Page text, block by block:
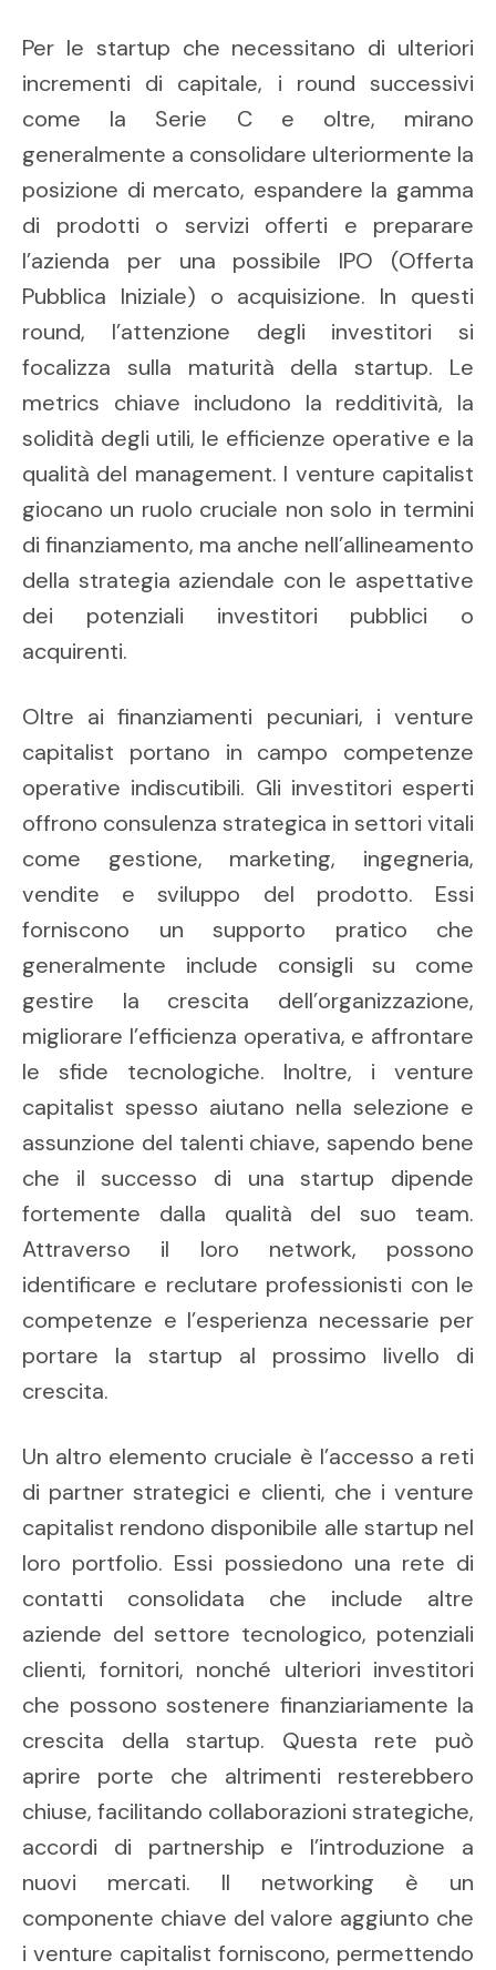
Per le startup che necessitano di ulteriori
incrementi di capitale, i round successivi
come la Serie C e oltre, mirano
generalmente a consolidare ulteriormente la
posizione di mercato, espandere la gamma
di prodotti o servizi offerti e preparare
l’azienda per una possibile IPO (Offerta
Pubblica Iniziale) o acquisizione. In questi
round, l’attenzione degli investitori si
focalizza sulla maturità della startup. Le
metrics chiave includono la redditività, la
solidità degli utili, le efficienze operative e la
qualità del management. I venture capitalist
giocano un ruolo cruciale non solo in termini
di finanziamento, ma anche nell’allineamento
della strategia aziendale con le aspettative
dei potenziali investitori pubblici o
acquirenti.
Oltre ai finanziamenti pecuniari, i venture
capitalist portano in campo competenze
operative indiscutibili. Gli investitori esperti
offrono consulenza strategica in settori vitali
come gestione, marketing, ingegneria,
vendite e sviluppo del prodotto. Essi
forniscono un supporto pratico che
generalmente include consigli su come
gestire la crescita dell’organizzazione,
migliorare l’efficienza operativa, e affrontare
le sfide tecnologiche. Inoltre, i venture
capitalist spesso aiutano nella selezione e
assunzione del talenti chiave, sapendo bene
che il successo di una startup dipende
fortemente dalla qualità del suo team.
Attraverso il loro network, possono
identificare e reclutare professionisti con le
competenze e l’esperienza necessarie per
portare la startup al prossimo livello di
crescita.
Un altro elemento cruciale è l’accesso a reti
di partner strategici e clienti, che i venture
capitalist rendono disponibile alle startup nel
loro portfolio. Essi possiedono una rete di
contatti consolidata che include altre
aziende del settore tecnologico, potenziali
clienti, fornitori, nonché ulteriori investitori
che possono sostenere finanziariamente la
crescita della startup. Questa rete può
aprire porte che altrimenti resterebbero
chiuse, facilitando collaborazioni strategiche,
accordi di partnership e l’introduzione a
nuovi mercati. Il networking è un
componente chiave del valore aggiunto che
i venture capitalist forniscono, permettendo